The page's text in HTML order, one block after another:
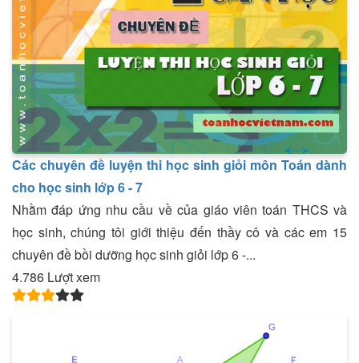
Các chuyên đề luyện thi học sinh giỏi môn Toán dành
cho học sinh lớp 6 - 7
Nhằm đáp ứng nhu cầu về của giáo viên toán THCS và
học sinh, chúng tôi giới thiệu đến thầy cô và các em 15
chuyên đề bồi dưỡng học sinh giỏi lớp 6 -...
4.786 Lượt xem